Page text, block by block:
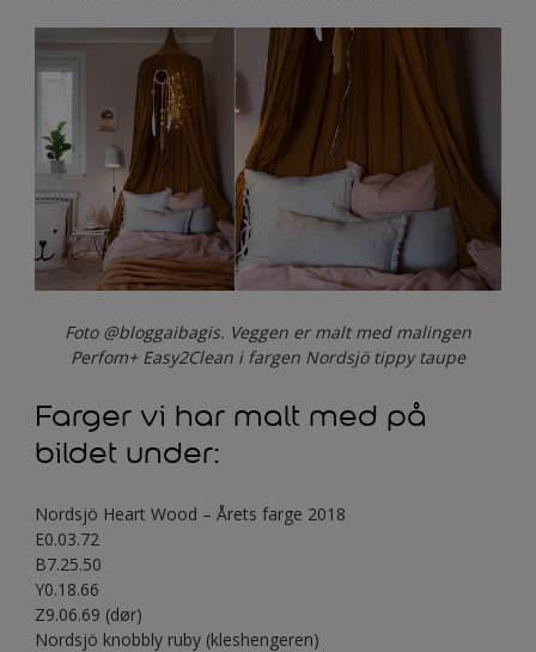
Foto @bloggaibagis. Veggen er malt med malingen
Perfom+ Easy2Clean i fargen Nordsjö tippy taupe
Farger vi har malt med på
bildet under:
Nordsjö Heart Wood – Årets farge 2018
E0.03.72
B7.25.50
Y0.18.66
Z9.06.69 (dør)
Nordsjö knobbly ruby (kleshengeren)